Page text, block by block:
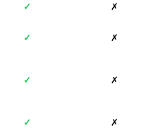
✓ ✗
✓ ✗
✓ ✗
✓ ✗